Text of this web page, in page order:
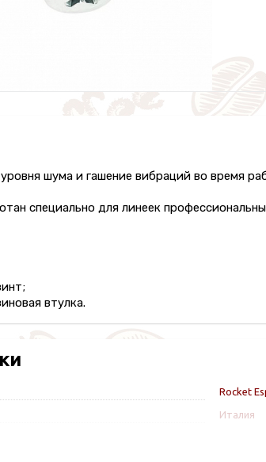
шума и гашение вибраций во время
специально для линеек
втулка.
Rocket
Италия